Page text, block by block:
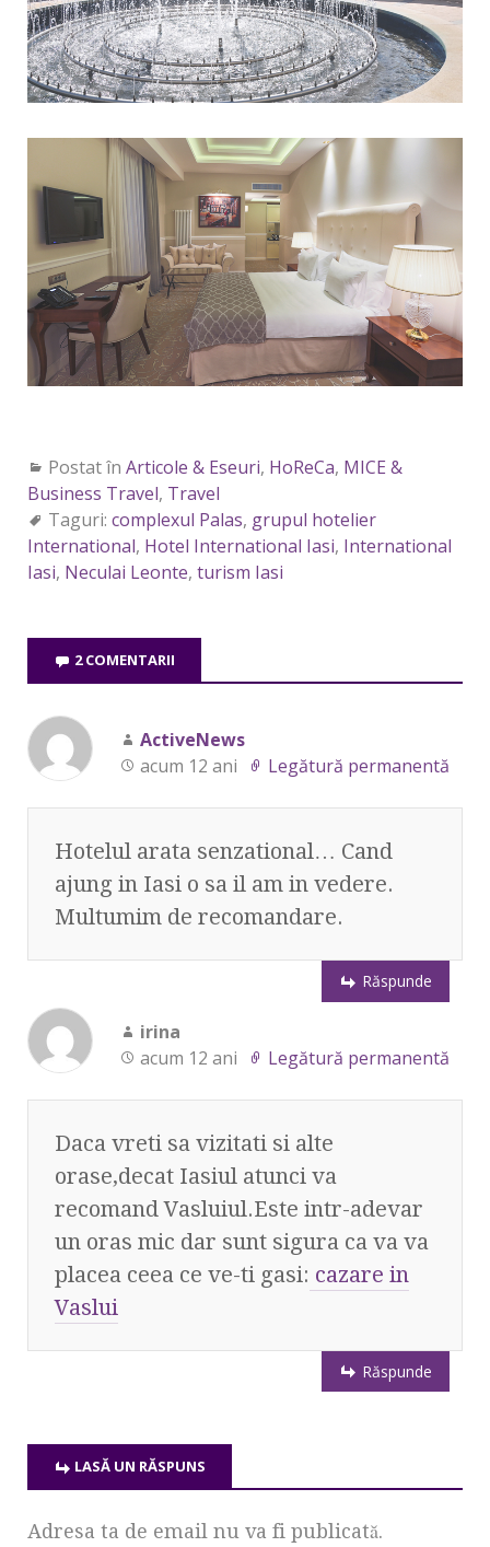
Postat în Articole & Eseuri, HoReCa, MICE &
Business Travel, Travel
Taguri: complexul Palas, grupul hotelier
International, Hotel International Iasi, International
Iasi, Neculai Leonte, turism Iasi
2 COMENTARII
ActiveNews
acum 12 ani
Legătură permanentă
Hotelul arata senzational… Cand
ajung in Iasi o sa il am in vedere.
Multumim de recomandare.
Răspunde
irina
acum 12 ani
Legătură permanentă
Daca vreti sa vizitati si alte
orase,decat Iasiul atunci va
recomand Vasluiul.Este intr-adevar
un oras mic dar sunt sigura ca va va
placea ceea ce ve-ti gasi: cazare in
Vaslui
Răspunde
LASĂ UN RĂSPUNS
Adresa ta de email nu va fi publicată.